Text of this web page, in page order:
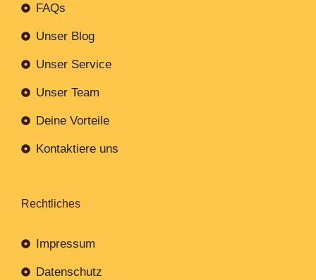
FAQs
Unser Blog
Unser Service
Unser Team
Deine Vorteile
Kontaktiere uns
Rechtliches
Impressum
Datenschutz